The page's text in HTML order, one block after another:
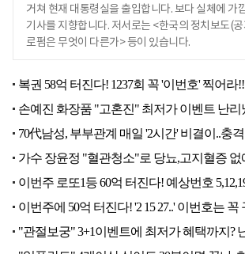
거쳐 현재 대통령실을 출입합니다. 보다 실체에 가
기사를 지향합니다. 저서로는 <한국의 정치보도(
로펌은 무엇이 다른가> 등이 있습니다.